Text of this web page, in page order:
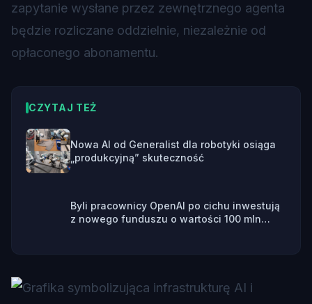
zapytanie wysłane przez zewnętrznego agenta
będzie rozliczane oddzielnie, niezależnie od
opłaconego abonamentu.
CZYTAJ TEŻ
Nowa AI od Generalist dla robotyki osiąga
„produkcyjną” skuteczność
Byli pracownicy OpenAI po cichu inwestują
z nowego funduszu o wartości 100 mln